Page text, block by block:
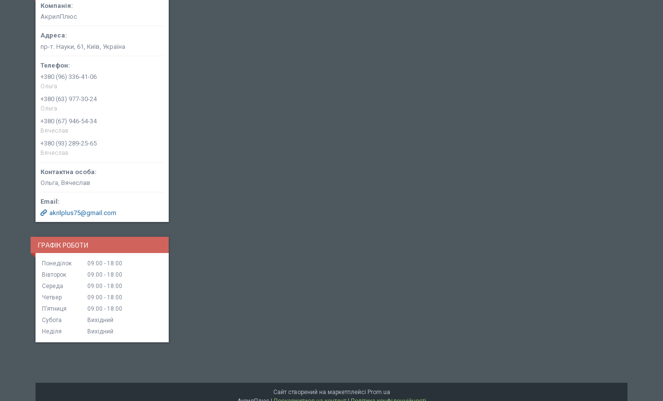
АкрилПлюс
пр-т. Науки, 61, Київ, Україна
+380 (96) 336-41-06
Ольга
+380 (63) 977-30-24
Ольга
+380 (67) 946-54-34
Вячеслав
+380 (93) 289-25-65
Вячеслав
Ольга, Вячеслав
akrilplus75@gmail.com
ГРАФІК РОБОТИ
Понеділок 09:00
18:00
Вівторок
09:00
18:00
Середа
09:00
18:00
Четвер
09:00
18:00
Пʼятниця
09:00
18:00
Субота
Вихідний
Неділя
Вихідний
Сайт створений на маркетплейсі Prom.ua